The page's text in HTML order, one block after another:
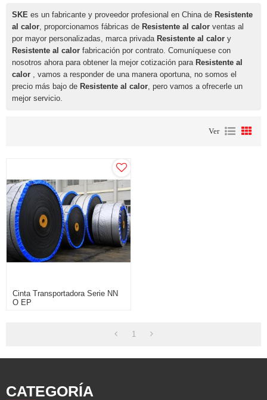
SKE es un fabricante y proveedor profesional en China de Resistente
al calor, proporcionamos fábricas de Resistente al calor ventas al
por mayor personalizadas, marca privada Resistente al calor y
Resistente al calor fabricación por contrato. Comuníquese con
nosotros ahora para obtener la mejor cotización para Resistente al
calor , vamos a responder de una manera oportuna, no somos el
precio más bajo de Resistente al calor, pero vamos a ofrecerle un
mejor servicio.
Ver
Cinta Transportadora Serie NN
O EP
1
CATEGORÍA